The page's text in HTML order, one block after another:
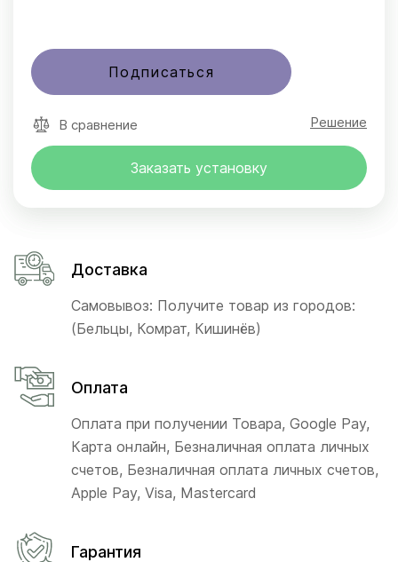
Подписаться
В сравнение Решение
Заказать установку
Доставка
Самовывоз: Получите товар из городов:
(Бельцы, Комрат, Кишинёв)
Оплата
Оплата при получении Товара, Google Pay,
Карта онлайн, Безналичная оплата личных
счетов, Безналичная оплата личных счетов,
Apple Pay, Visa, Mastercard
Гарантия